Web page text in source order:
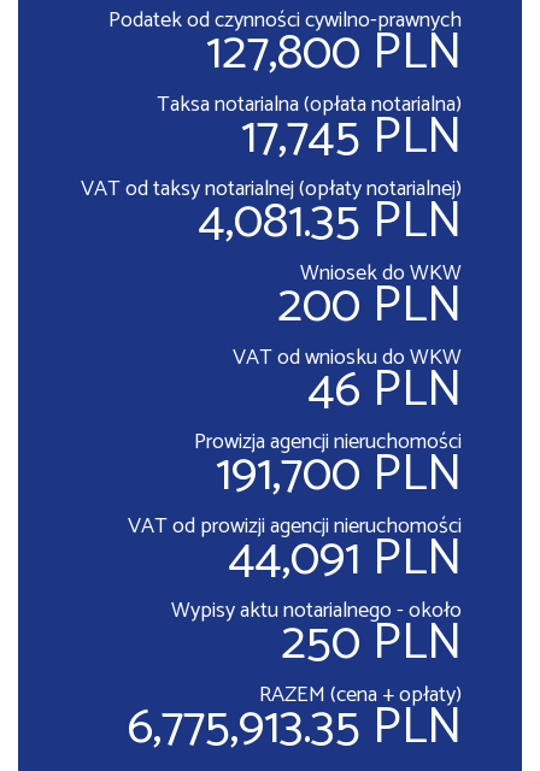
Podatek od czynności cywilno-prawnych
127,800 PLN
Taksa notarialna (opłata notarialna)
17,745 PLN
VAT od taksy notarialnej (opłaty notarialnej)
4,081.35 PLN
Wniosek do WKW
200 PLN
VAT od wniosku do WKW
46 PLN
Prowizja agencji nieruchomości
191,700 PLN
VAT od prowizji agencji nieruchomości
44,091 PLN
Wypisy aktu notarialnego - około
250 PLN
RAZEM (cena + opłaty)
6,775,913.35 PLN